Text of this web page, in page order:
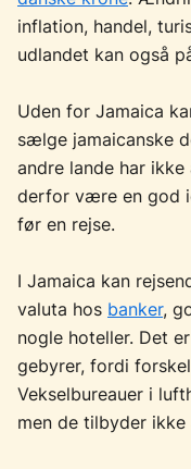
inflation, handel,
udlandet kan også
Uden for Jamaica
sælge jamaicanske
andre lande har
derfor være en god
før en rejse.
I Jamaica kan
valuta hos banker,
nogle hoteller. Det
gebyrer, fordi
Vekselbureauer i
men de tilbyder